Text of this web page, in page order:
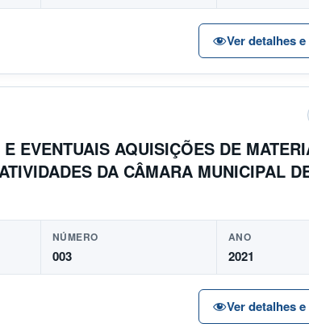
Ver detalhes
EVENTUAIS AQUISIÇÕES DE
DA CÂMARA MUNICIPAL
NÚMERO
003
ANO
2021
Ver detalhes